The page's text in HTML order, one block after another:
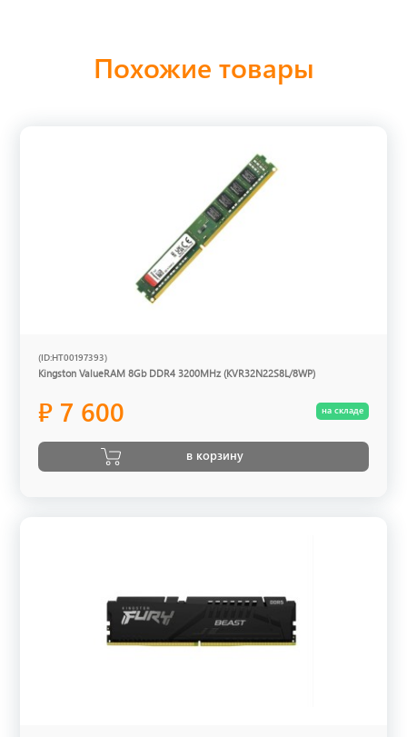
Похожие товары
(ID:HT00197393)
Kingston ValueRAM 8Gb DDR4 3200MHz (KVR32N22S8L/8WP)
₽ 7 600 на складе
в корзину